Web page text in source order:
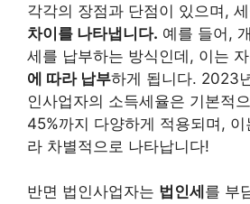
각각의 장점과 단점이 있으며,
차이를 나타냅니다. 예를 들어,
세를 납부하는 방식인데, 이는
에 따라 납부하게 됩니다. 2023
인사업자의 소득세율은 기본적
45%까지 다양하게 적용되며,
라 차별적으로 나타납니다!
반면 법인사업자는 법인세 를 부